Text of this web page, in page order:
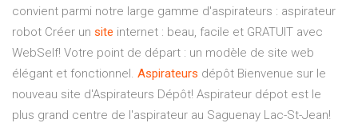
convient parmi notre large gamme d'aspirateurs : aspirateur
robot Créer un site internet : beau, facile et GRATUIT avec
WebSelf! Votre point de départ : un modèle de site web
élégant et fonctionnel. Aspirateurs dépôt Bienvenue sur le
nouveau site d'Aspirateurs Dépôt! Aspirateur dépot est le
plus grand centre de l'aspirateur au Saguenay Lac-St-Jean!